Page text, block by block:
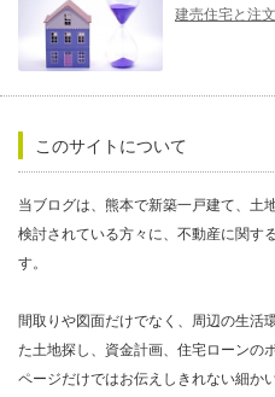
建売住宅と注
このサイトについて
当ブログは、熊本で新築一戸建て、土
検討されている方々に、不動産に関す
す。
間取りや図面だけでなく、周辺の生活
た土地探し、資金計画、住宅ローンの
ページだけではお伝えしきれない細か